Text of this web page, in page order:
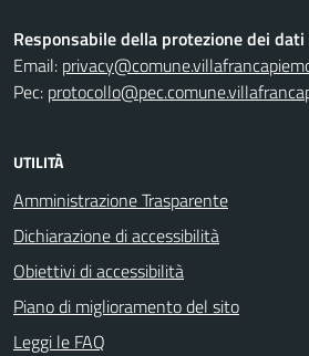
Responsabile della protezione dei dati
Email:
Pec:
UTILITÀ
Amministrazione Trasparente
Dichiarazione di accessibilità
Obiettivi di accessibilità
Piano di miglioramento del sito
Leggi le FAQ